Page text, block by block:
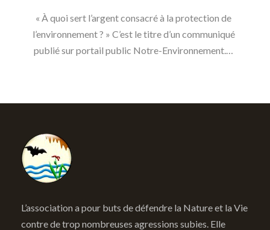
« À quoi sert l’argent consacré à la protection de
l’environnement ? » C’est le titre d’un communiqué
publié sur portail public Notre-Environnement.…
L’association a pour buts de défendre la Nature et la Vie
contre de trop nombreuses agressions subies. Elle